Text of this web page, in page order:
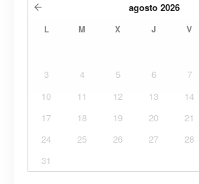
agosto 2026
L M X J V
3
4 5 6 7
10
11 12 13 14
17
18 19 20 21
24
25 26 27 28
31